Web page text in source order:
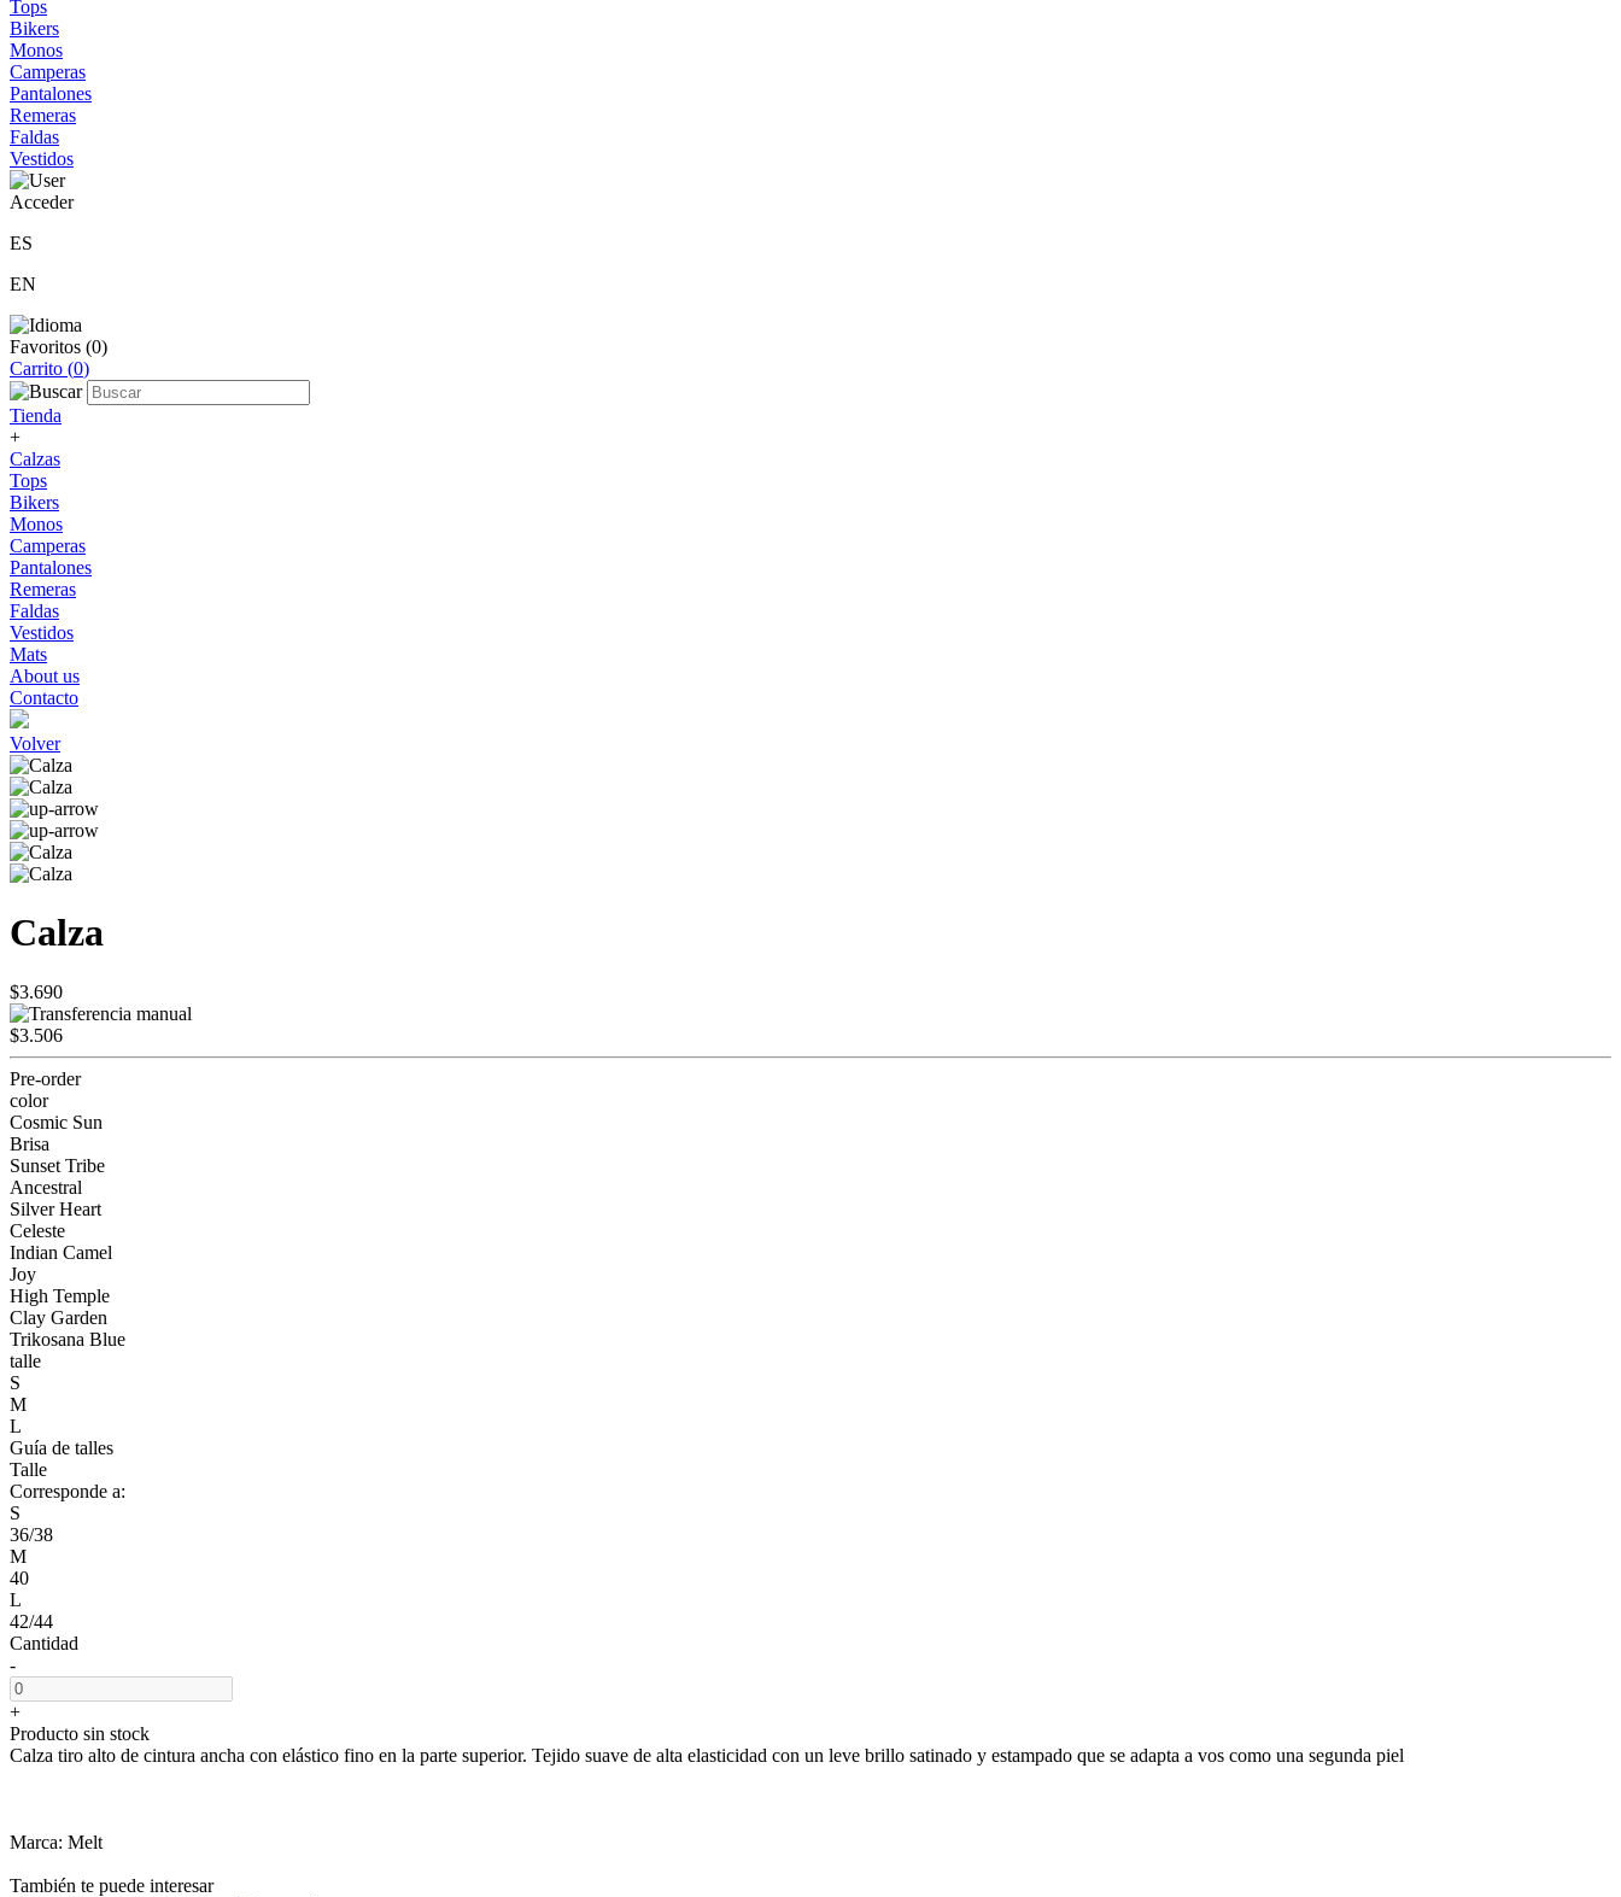
Tops
Bikers
Monos
Camperas
Pantalones
Remeras
Faldas
Vestidos
Acceder
ES
EN
Favoritos (0)
Carrito (0)
Tienda
+
Calzas
Tops
Bikers
Monos
Camperas
Pantalones
Remeras
Faldas
Vestidos
Mats
About us
Contacto
Volver
Calza
$3.690
$3.506
Pre-order
color
Cosmic Sun
Brisa
Sunset Tribe
Ancestral
Silver Heart
Celeste
Indian Camel
Joy
High Temple
Clay Garden
Trikosana Blue
talle
S
M
L
Guía de talles
Talle
Corresponde a:
S
36/38
M
40
L
42/44
Cantidad
-
+
Producto sin stock
Calza tiro alto de cintura ancha con elástico fino en la parte superior. Tejido suave de alta elasticidad con un leve brillo satinado y estampado que se adapta a vos como una segunda piel
Marca: Melt
También te puede interesar